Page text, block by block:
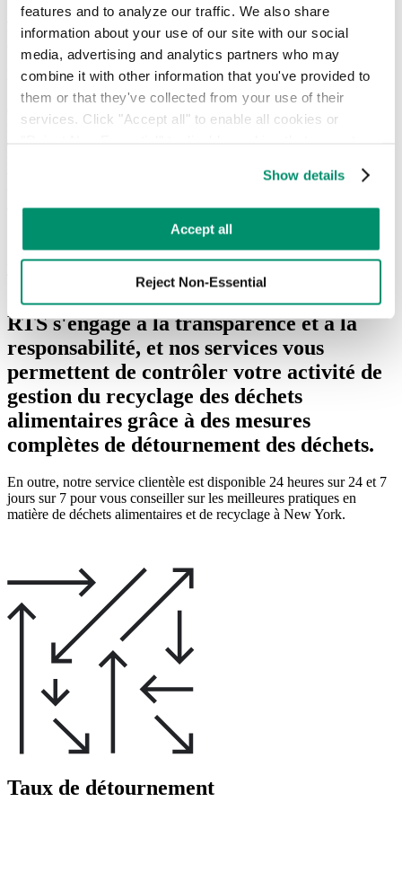
features and to analyze our traffic. We also share
information about your use of our site with our social
media, advertising and analytics partners who may
combine it with other information that you've provided to
them or that they've collected from your use of their
services. Click "Accept all" to enable all cookies or
preferences by toggling the different kinds of cookies.
Privacy Policy.
Show details
Accept all
Reject Non-Essential
façons de gérer les déchets alimentaires
tout en naviguant avec succès dans les
réglementations locales et nationales.
Grâce à notre flotte de camions connectés, RTS propose des services
réactifs et transparents qui vous permettent de suivre le parcours des
déchets alimentaires et de vous assurer qu'ils sont bien livrés aux
vos besoins spécifiques, et vous recevez des notifications en temps
chargement.
RTS s'engage à la transparence et à la
responsabilité, et nos services vous
permettent de contrôler votre activité de
gestion du recyclage des déchets
alimentaires grâce à des mesures
complètes de détournement des déchets.
En outre, notre service clientèle est disponible 24 heures sur 24 et 7
jours sur 7 pour vous conseiller sur les meilleures pratiques en
matière de déchets alimentaires et de recyclage à New York.
Taux de détournement